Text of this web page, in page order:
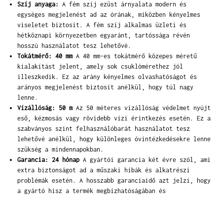
Szíj anyaga: A fém szíj ezüst árnyalata modern és
egységes megjelenést ad az órának, miközben kényelmes
viseletet biztosít. A fém szíj alkalmas üzleti és
hétköznapi környezetben egyaránt, tartóssága révén
hosszú használatot tesz lehetővé.
Tokátmérő: 40 mmA 40 mm-es tokátmérő közepes méretű
kialakítást jelent, amely sok csuklómérethez jól
illeszkedik. Ez az arány kényelmes olvashatóságot és
arányos megjelenést biztosít anélkül, hogy túl nagy
lenne.
Vízállóság: 50 mAz 50 méteres vízállóság védelmet nyújt
eső, kézmosás vagy rövidebb vízi érintkezés esetén. Ez a
szabványos szint felhasználóbarát használatot tesz
lehetővé anélkül, hogy különleges óvintézkedésekre lenne
szükség a mindennapokban.
Garancia: 24 hónap A gyártói garancia két évre szól, ami
extra biztonságot ad a műszaki hibák és alkatrészi
problémák esetén. A hosszabb garanciaidő azt jelzi, hogy
a gyártó hisz a termék megbízhatóságában és